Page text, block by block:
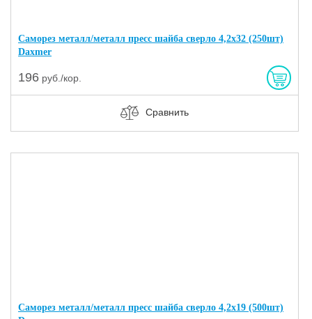
Саморез металл/металл пресс шайба сверло 4,2х32 (250шт)
Daxmer
196 руб./кор.
Сравнить
Саморез металл/металл пресс шайба сверло 4,2х19 (500шт)